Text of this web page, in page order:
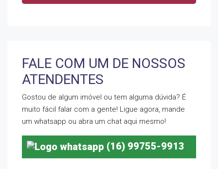
FALE COM UM DE NOSSOS
ATENDENTES
Gostou de algum imóvel ou tem alguma dúvida? É
muito fácil falar com a gente! Ligue agora, mande
um whatsapp ou abra um chat aqui mesmo!
(16) 99755-9913